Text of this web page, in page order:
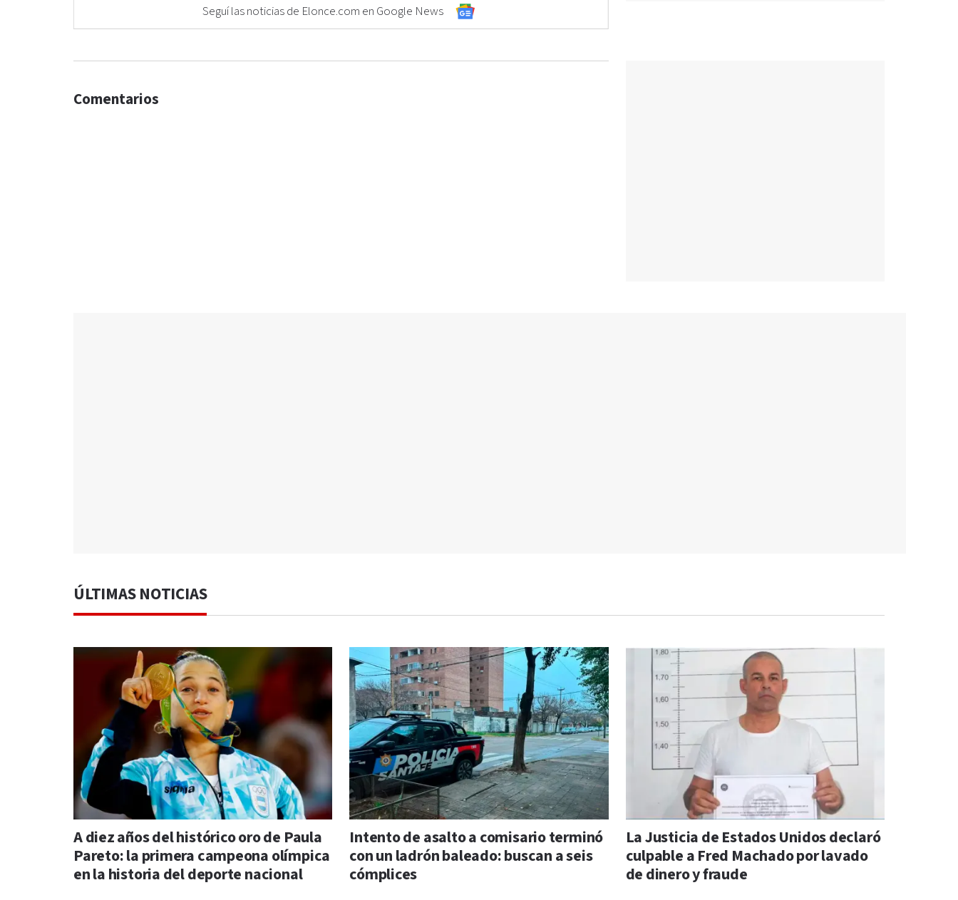
Seguí las noticias de Elonce.com en Google News
Comentarios
ÚLTIMAS NOTICIAS
A diez años del histórico oro de Paula
Pareto: la primera campeona olímpica
en la historia del deporte nacional
Intento de asalto a comisario terminó
con un ladrón baleado: buscan a seis
cómplices
La Justicia de Estados Unidos declaró
culpable a Fred Machado por lavado
de dinero y fraude